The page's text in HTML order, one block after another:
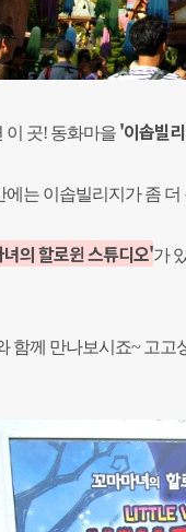
이 곳! 동화마을 '이솝빌
에는 이솝빌리지가 좀
의 할로윈 스튜디오'가
함께 만나보시죠~ 고고